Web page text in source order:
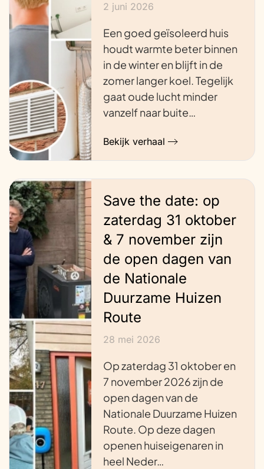
2 juni 2026
Een goed geïsoleerd huis
houdt warmte beter binnen
in de winter en blijft in de
zomer langer koel. Tegelijk
gaat oude lucht minder
vanzelf naar buite…
Bekijk verhaal
Save the date: op
zaterdag 31 oktober
& 7 november zijn
de open dagen van
de Nationale
Duurzame Huizen
Route
28 mei 2026
Op zaterdag 31 oktober en
7 november 2026 zijn de
open dagen van de
Nationale Duurzame Huizen
Route. Op deze dagen
openen huiseigenaren in
heel Neder…